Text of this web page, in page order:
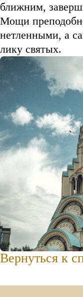
ближним,
Мощи
нетленными, а
лику святых.
Вернуться к